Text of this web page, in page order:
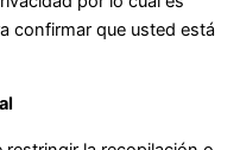
confirmar que usted está